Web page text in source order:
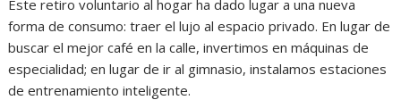
Este retiro voluntario al hogar ha dado lugar a una nueva
forma de consumo: traer el lujo al espacio privado. En lugar de
buscar el mejor café en la calle, invertimos en máquinas de
especialidad; en lugar de ir al gimnasio, instalamos estaciones
de entrenamiento inteligente.